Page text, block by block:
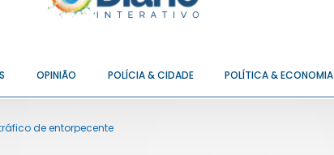
OPINIÃO POLÍCIA & CIDADE POLÍTICA & ECONOMIA
de entorpecente